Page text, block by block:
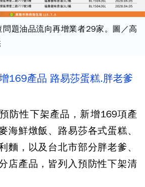
問題油品流向再增業者29家。圖／高
169產品 路易莎蛋糕.胖老爹
防性下架產品，新增169項產
海鮮燉飯、路易莎各式蛋糕、
麵，以及台北市部分胖老爹、
店產品，皆列入預防性下架清